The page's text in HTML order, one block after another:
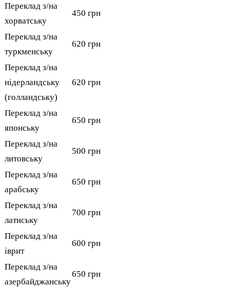
Переклад з/на
хорватську
450 грн
Переклад з/на
туркменську
620 грн
Переклад з/на
нідерландську
(голландську)
620 грн
Переклад з/на
японську
650 грн
Переклад з/на
литовську
500 грн
Переклад з/на
арабську
650 грн
Переклад з/на
латиську
700 грн
Переклад з/на
іврит
600 грн
Переклад з/на
азербайджанську
650 грн